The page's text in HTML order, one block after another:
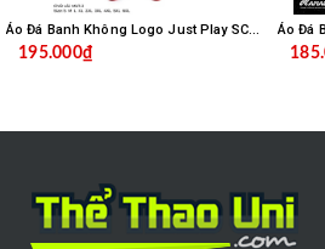
Áo Đá Banh Không Logo Just Play SC04 - Trắng
195.000₫